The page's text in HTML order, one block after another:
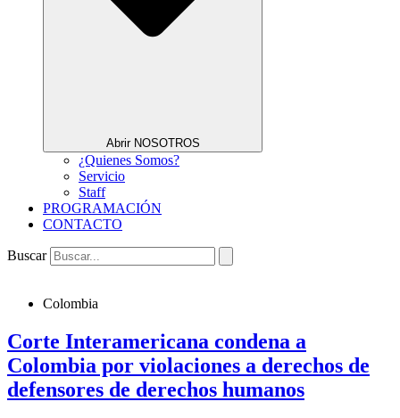
Abrir NOSOTROS
¿Quienes Somos?
Servicio
Staff
PROGRAMACIÓN
CONTACTO
Buscar
Colombia
Corte Interamericana condena a
Colombia por violaciones a derechos de
defensores de derechos humanos